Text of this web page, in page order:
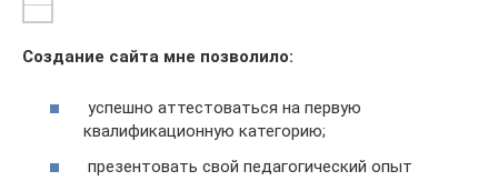
Создание сайта мне позволило:
успешно аттестоваться на первую
квалификационную категорию;
презентовать свой педагогический опыт